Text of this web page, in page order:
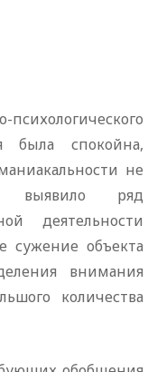
была спокойна,
не
выявило ряд
деятельности
сужение объекта
внимания
количества